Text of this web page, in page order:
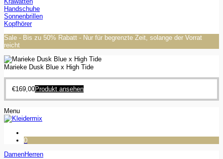
Handschuhe
Sonnenbrillen
Kopfhörer
Sale - Bis zu 50% Rabatt - Nur für begrenzte Zeit, solange der Vorrat
reicht
Marieke Dusk Blue x High Tide
€169,00Produkt ansehen
Menu
0
DamenHerren